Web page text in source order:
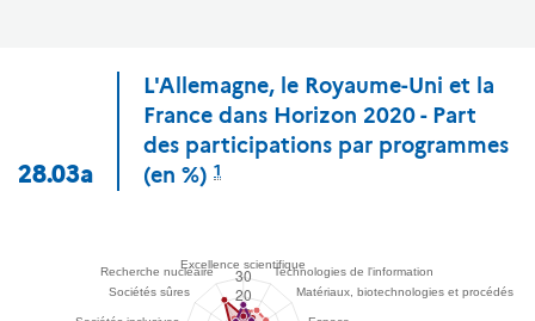
28.03a
L'Allemagne, le Royaume-Uni et la
France dans Horizon 2020 - Part
des participations par programmes
(en %) 1